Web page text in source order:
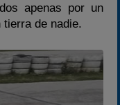
apenas por un
de nadie.